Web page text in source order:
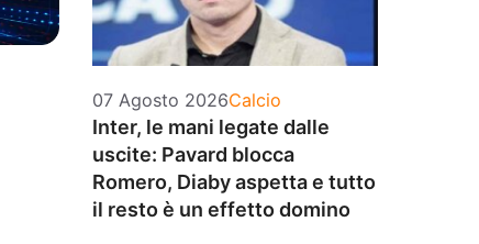
07 Agosto 2026Categorie
Calcio
Inter, le mani legate dalle
uscite: Pavard blocca
Romero, Diaby aspetta e tutto
il resto è un effetto domino